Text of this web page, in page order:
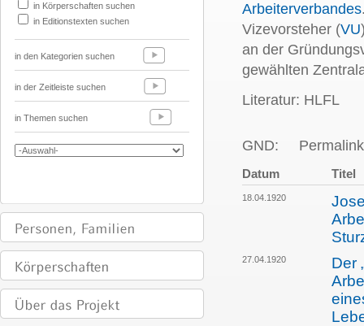
in Körperschaften suchen
in Editionstexten suchen
in den Kategorien suchen
in der Zeitleiste suchen
in Themen suchen
Arbeiterverbandes
Vizevorsteher (VU
an der
gewählten
Literatur: HLFL
GND:
Datum Titel
18.04.1920
27.04.1920
Der